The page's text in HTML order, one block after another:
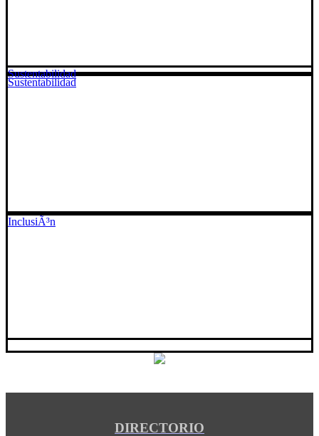
Sustentabilidad
InclusiÃ³n
Sustentabilidad
DIRECTORIO